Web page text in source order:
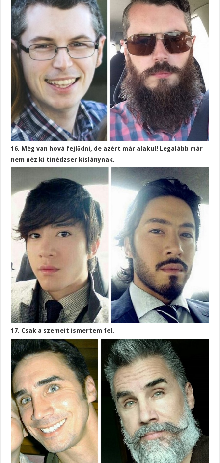
16. Még van hová fejlődni, de azért már alakul! Legalább már
nem néz ki tinédzser kislánynak.
17. Csak a szemeit ismertem fel.